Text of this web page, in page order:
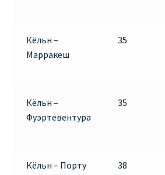
Кёльн –
Марракеш
35
Кёльн –
Фуэртевентура
35
Кёльн – Порту 38